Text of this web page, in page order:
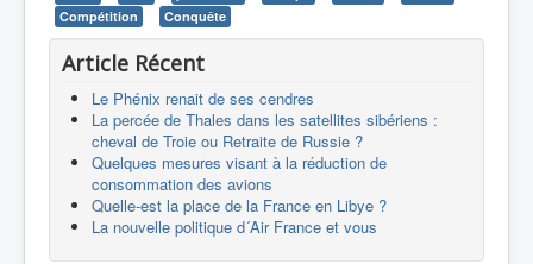
Compétition
Conquête
Article Récent
Le Phénix renait de ses cendres
La percée de Thales dans les satellites sibériens :
cheval de Troie ou Retraite de Russie ?
Quelques mesures visant à la réduction de
consommation des avions
Quelle-est la place de la France en Libye ?
La nouvelle politique d´Air France et vous